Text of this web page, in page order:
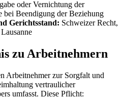
oder Vernichtung der
bei Beendigung der Beziehung
Gerichtsstand: Schweizer Recht,
zu Arbeitnehmern
Arbeitnehmer zur Sorgfalt und
vertraulicher
umfasst. Diese Pflicht: